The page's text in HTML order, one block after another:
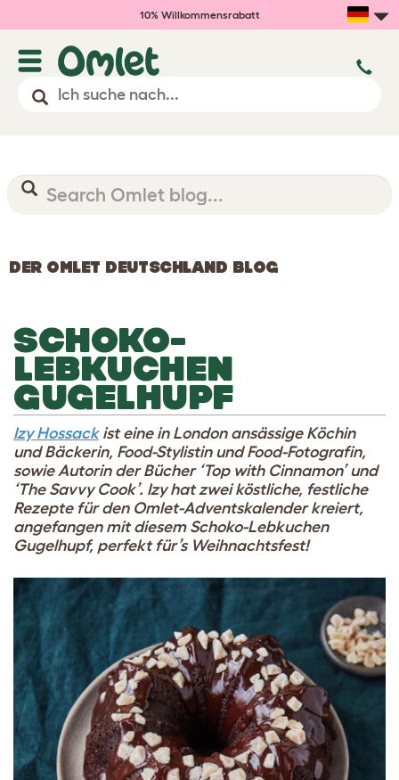
10% Willkommensrabatt
DER OMLET DEUTSCHLAND BLOG
SCHOKO-
LEBKUCHEN
GUGELHUPF
Izy Hossackist eine in London ansässige Köchin
und Bäckerin, Food-Stylistin und Food-Fotografin,
sowie Autorin der Bücher ‘Top with Cinnamon’ und
‘The Savvy Cook’. Izy hat zwei köstliche, festliche
Rezepte für den Omlet-Adventskalender kreiert,
angefangen mit diesem Schoko-Lebkuchen
Gugelhupf, perfekt für’s Weihnachtsfest!